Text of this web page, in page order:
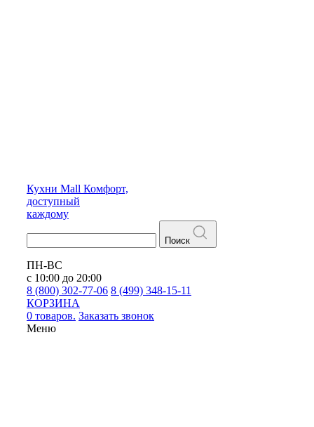
Кухни Mall Комфорт,
доступный
каждому
Поиск
ПН-ВС
с 10:00 до 20:00
8 (800) 302-77-06 8 (499) 348-15-11
КОРЗИНА
0 товаров. Заказать звонок
Меню